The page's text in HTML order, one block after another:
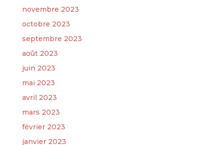
novembre 2023
octobre 2023
septembre 2023
août 2023
juin 2023
mai 2023
avril 2023
mars 2023
février 2023
janvier 2023